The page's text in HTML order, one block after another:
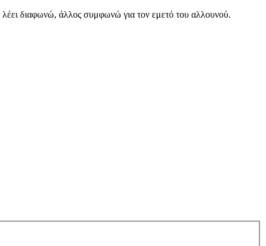
λέει διαφωνώ, άλλος συμφωνώ για τον εμετό του αλλουνού.